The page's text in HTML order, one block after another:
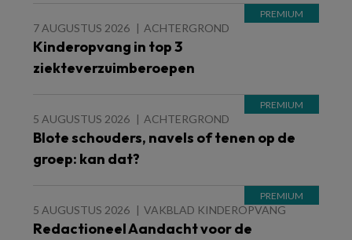
7 AUGUSTUS 2026 ACHTERGROND
Kinderopvang in top 3
ziekteverzuimberoepen
5 AUGUSTUS 2026 ACHTERGROND
Blote schouders, navels of tenen op de
groep: kan dat?
5 AUGUSTUS 2026 VAKBLAD KINDEROPVANG
Redactioneel Aandacht voor de